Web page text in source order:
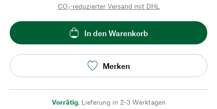
CO₂-reduzierter Versand mit DHL
In den Warenkorb
Merken
Vorrätig, Lieferung in 2-3 Werktagen